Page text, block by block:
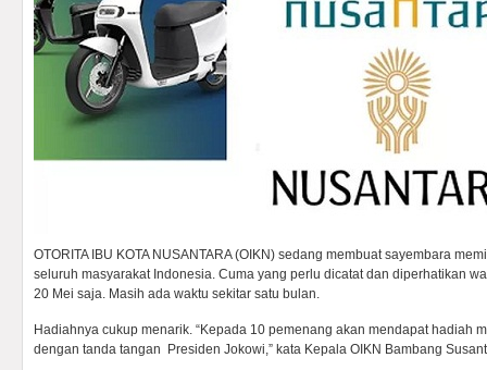
OTORITA IBU KOTA NUSANTARA (OIKN) sedang membuat sayembara
seluruh masyarakat Indonesia. Cuma yang perlu dicatat dan diperhatikan
20 Mei saja. Masih ada waktu sekitar satu bulan.
Hadiahnya cukup menarik. “Kepada 10 pemenang akan mendapat hadiah
dengan tanda tangan Presiden Jokowi,” kata Kepala OIKN Bambang